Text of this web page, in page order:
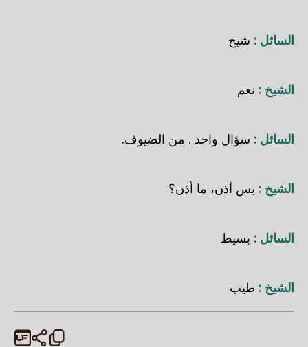
السائل : شيخ
الشيخ : نعم
السائل : سؤال واحد . من الضيوف.
الشيخ : بس أذن، ما أذن؟
السائل : بسيط
الشيخ : طيب